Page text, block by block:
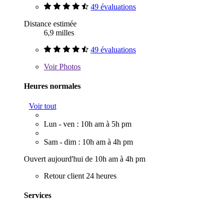
49 évaluations
Distance estimée
6,9 milles
49 évaluations
VoirPhotos
Heures normales
Voir tout
Lun - ven : 10h am à 5h pm
Sam - dim : 10h am à 4h pm
Ouvert aujourd'hui de 10h am à 4h pm
Retour client 24 heures
Services